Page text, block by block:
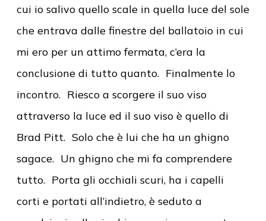
cui io salivo quello scale in quella luce del sole
che entrava dalle finestre del ballatoio in cui
mi ero per un attimo fermata, c’era la
conclusione di tutto quanto. Finalmente lo
incontro. Riesco a scorgere il suo viso
attraverso la luce ed il suo viso è quello di
Brad Pitt. Solo che è lui che ha un ghigno
sagace. Un ghigno che mi fa comprendere
tutto. Porta gli occhiali scuri, ha i capelli
corti e portati all’indietro, è seduto a